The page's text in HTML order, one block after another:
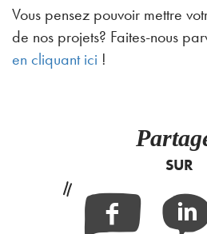
Vous pensez pouvoir mettre
de nos projets? Faites-nous
en cliquant ici !
SUR